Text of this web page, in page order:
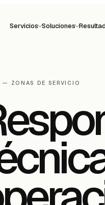
Servicios Soluciones
— ZONAS DE SERVICIO